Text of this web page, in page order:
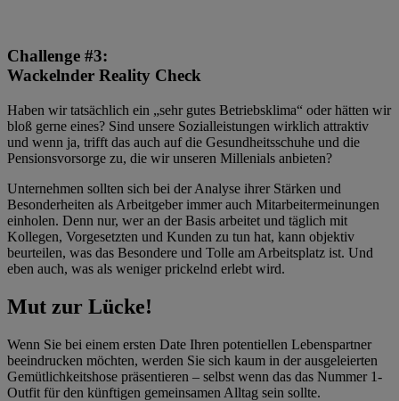
Challenge #3:
Wackelnder Reality Check
Haben wir tatsächlich ein „sehr gutes Betriebsklima“ oder hätten wir
bloß gerne eines? Sind unsere Sozialleistungen wirklich attraktiv
und wenn ja, trifft das auch auf die Gesundheitsschuhe und die
Pensionsvorsorge zu, die wir unseren Millenials anbieten?
Unternehmen sollten sich bei der Analyse ihrer Stärken und
Besonderheiten als Arbeitgeber immer auch Mitarbeitermeinungen
einholen. Denn nur, wer an der Basis arbeitet und täglich mit
Kollegen, Vorgesetzten und Kunden zu tun hat, kann objektiv
beurteilen, was das Besondere und Tolle am Arbeitsplatz ist. Und
eben auch, was als weniger prickelnd erlebt wird.
Mut zur Lücke!
Wenn Sie bei einem ersten Date Ihren potentiellen Lebenspartner
beeindrucken möchten, werden Sie sich kaum in der ausgeleierten
Gemütlichkeitshose präsentieren – selbst wenn das das Nummer 1-
Outfit für den künftigen gemeinsamen Alltag sein sollte.